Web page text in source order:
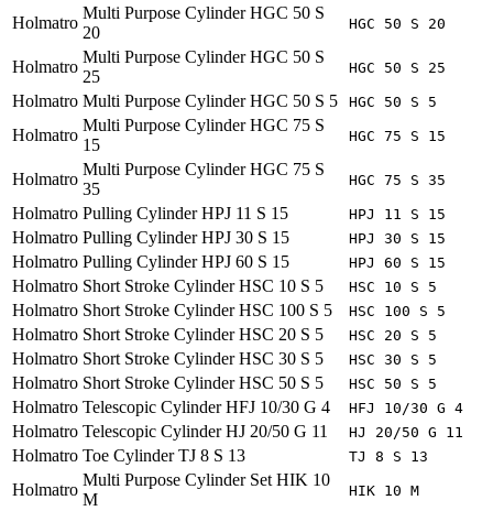
Holmatro
Multi Purpose Cylinder HGC 50 S
20
HGC 50 S 20
Holmatro
Multi Purpose Cylinder HGC 50 S
25
HGC 50 S 25
Holmatro Multi Purpose Cylinder HGC 50 S 5 HGC 50 S 5
Holmatro
Multi Purpose Cylinder HGC 75 S
15
HGC 75 S 15
Holmatro
Multi Purpose Cylinder HGC 75 S
35
HGC 75 S 35
Holmatro Pulling Cylinder HPJ 11 S 15 HPJ 11 S 15
Holmatro Pulling Cylinder HPJ 30 S 15 HPJ 30 S 15
Holmatro Pulling Cylinder HPJ 60 S 15 HPJ 60 S 15
Holmatro Short Stroke Cylinder HSC 10 S 5 HSC 10 S 5
Holmatro Short Stroke Cylinder HSC 100 S 5 HSC 100 S 5
Holmatro Short Stroke Cylinder HSC 20 S 5 HSC 20 S 5
Holmatro Short Stroke Cylinder HSC 30 S 5 HSC 30 S 5
Holmatro Short Stroke Cylinder HSC 50 S 5 HSC 50 S 5
Holmatro Telescopic Cylinder HFJ 10/30 G 4 HFJ 10/30 G 4
Holmatro Telescopic Cylinder HJ 20/50 G 11 HJ 20/50 G 11
Holmatro Toe Cylinder TJ 8 S 13 TJ 8 S 13
Holmatro
Multi Purpose Cylinder Set HIK 10
M
HIK 10 M